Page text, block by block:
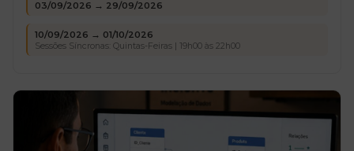
03/09/2026 → 29/09/2026
10/09/2026 → 01/10/2026
Sessões Síncronas: Quintas-Feiras | 19h00 às 22h00